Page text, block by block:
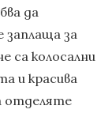
да
заплаща за
са колосални
и красива
отделяте